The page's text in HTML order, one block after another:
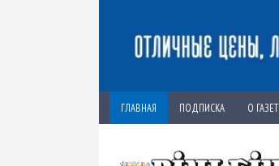
ГЛАВНАЯ ПОДПИСКА О